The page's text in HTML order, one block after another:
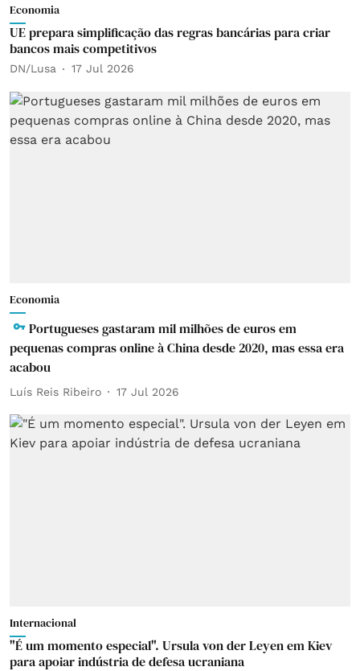
Economia
UE prepara simplificação das regras bancárias para criar
bancos mais competitivos
DN/Lusa 17 Jul 2026
Economia
Portugueses gastaram mil milhões de euros em
pequenas compras online à China desde 2020, mas essa era
acabou
Luís Reis Ribeiro 17 Jul 2026
Internacional
"É um momento especial". Ursula von der Leyen em Kiev
para apoiar indústria de defesa ucraniana